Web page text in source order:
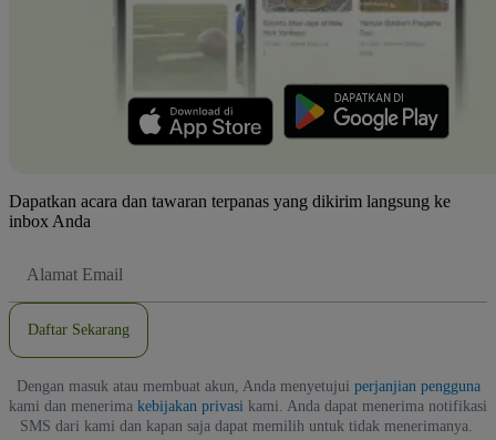
Dapatkan acara dan tawaran terpanas yang dikirim langsung ke
inbox Anda
Email
Daftar Sekarang
Dengan masuk atau membuat akun, Anda menyetujui perjanjian pengguna
kami dan menerima kebijakan privasi kami. Anda dapat menerima notifikasi
SMS dari kami dan kapan saja dapat memilih untuk tidak menerimanya.